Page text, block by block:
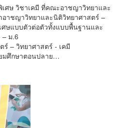
เศษ วิชาเคมี ที่คณะอาชญาวิทยาและ
อาชญาวิทยาและนิติวิทยาศาสตร์ –
ษแบบตัวต่อตัวทั้งแบบพื้นฐานและ
– ม.6
– วิทยาศาสตร์ - เคมี
มศึกษาตอนปลาย…